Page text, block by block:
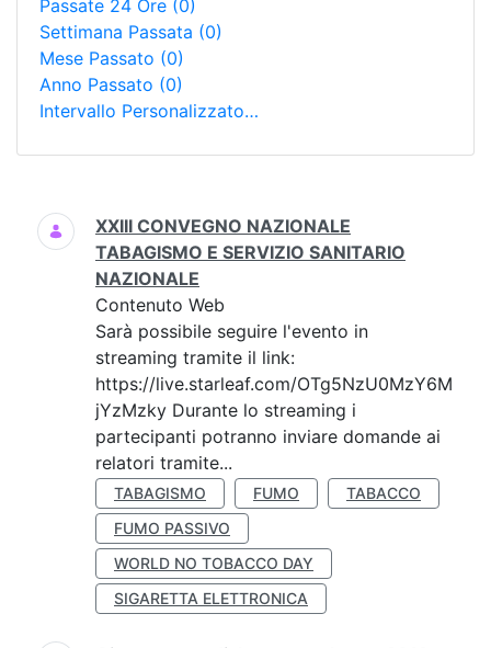
Passate 24 Ore (0)
Settimana Passata (0)
Mese Passato (0)
Anno Passato (0)
Intervallo Personalizzato…
Ricerca
XXIII CONVEGNO NAZIONALE
TABAGISMO E SERVIZIO SANITARIO
NAZIONALE
Contenuto Web
Sarà possibile seguire l'evento in
streaming tramite il link:
https://live.starleaf.com/OTg5NzU0MzY6M
jYzMzky Durante lo streaming i
partecipanti potranno inviare domande ai
relatori tramite...
TABAGISMO FUMO
TABACCO
FUMO PASSIVO
WORLD NO TOBACCO DAY
SIGARETTA ELETTRONICA